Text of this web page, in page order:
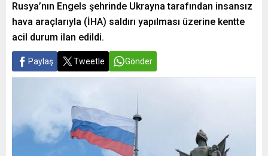
Rusya’nın Engels şehrinde Ukrayna tarafından insansız
hava araçlarıyla (İHA) saldırı yapılması üzerine kentte
acil durum ilan edildi.
Paylaş Tweetle Gönder